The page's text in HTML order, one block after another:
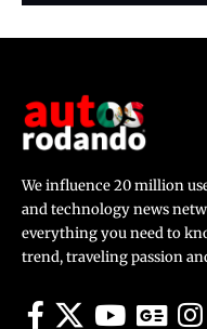
We influence 20 million
and technology news
everything you need to
trend, traveling passion